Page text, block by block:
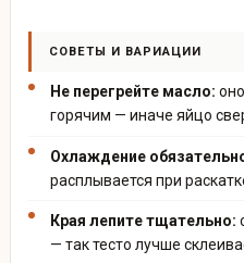
СОВЕТЫ И ВАРИАЦИИ
Не перегрейте масло:
горячим — иначе яйцо
Охлаждение
расплывается при
Края лепите тщательно:
— так тесто лучше